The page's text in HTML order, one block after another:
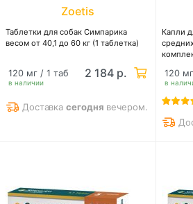
Zoetis
Таблетки для собак Симпарика
весом от 40,1 до 60 кг (1 таблетка)
в наличии
120 мг / 1 таб 2 184 р.
Доставкасегодня вечером.
Капли
действия
в
120